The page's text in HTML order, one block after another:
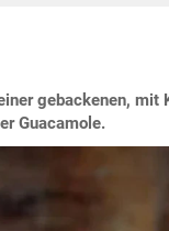
gebackenen,
Guacamole.